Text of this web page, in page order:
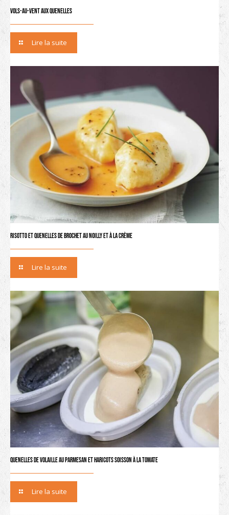
Vols-au-vent aux quenelles
Lire la suite
Risotto et quenelles de brochet au Noilly et à la crème
Lire la suite
Quenelles de volaille au parmesan et haricots Soisson à la tomate
Lire la suite